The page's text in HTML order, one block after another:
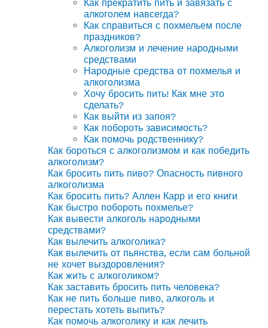
Как прекратить пить и завязать с
алкоголем навсегда?
Как справиться с похмельем после
праздников?
Алкоголизм и лечение народными
средствами
Народные средства от похмелья и
алкоголизма
Хочу бросить пить! Как мне это
сделать?
Как выйти из запоя?
Как побороть зависимость?
Как помочь родственнику?
Как бороться с алкоголизмом и как победить
алкоголизм?
Как бросить пить пиво? Опасность пивного
алкоголизма
Как бросить пить? Аллен Карр и его книги
Как быстро побороть похмелье?
Как вывести алкоголь народными
средствами?
Как вылечить алкоголика?
Как вылечить от пьянства, если сам больной
не хочет выздоровления?
Как жить с алкоголиком?
Как заставить бросить пить человека?
Как не пить больше пиво, алкоголь и
перестать хотеть выпить?
Как помочь алкоголику и как лечить